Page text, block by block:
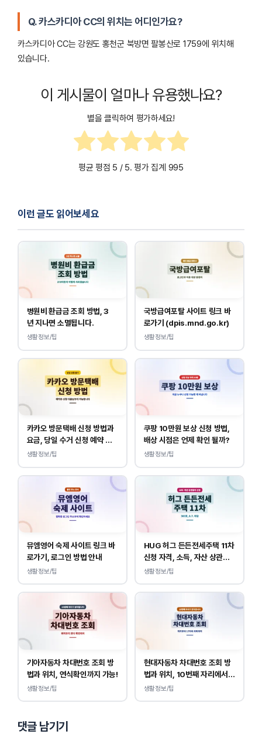
Q. 카스카디아 CC의 위치는 어디인가요?
카스카디아 CC는 강원도 홍천군 북방면 팔봉산로 1759에 위치해
있습니다.
이 게시물이 얼마나 유용했나요?
별을 클릭하여 평가하세요!
평균 평점 5 / 5. 평가 집계 995
이런 글도 읽어보세요
병원비 환급금 조회 방법, 3
년 지나면 소멸됩니다.
생활정보/팁
국방급여포탈 사이트 링크 바
로가기 (dpis.mnd.go.kr)
생활정보/팁
카카오 방문택배 신청 방법과
요금, 당일 수거 신청 예약 안
내
생활정보/팁
쿠팡 10만원 보상 신청 방법,
배상 시점은 언제 확인 될까?
생활정보/팁
뮤엠영어 숙제 사이트 링크 바
로가기, 로그인 방법 안내
생활정보/팁
HUG 허그 든든전세주택 11차
신청 자격, 소득, 자산 상관없
이 가능합니다.
생활정보/팁
기아자동차 차대번호 조회 방
법과 위치, 연식확인까지 가능!
생활정보/팁
현대자동차 차대번호 조회 방
법과 위치, 10번째 자리에서
연식 확인!
생활정보/팁
댓글 남기기